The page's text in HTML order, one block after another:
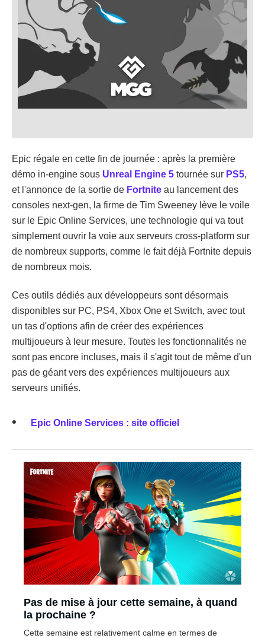
Epic régale en cette fin de journée : après la première
démo in-engine sous Unreal Engine 5 tournée sur PS5,
et l'annonce de la sortie de Fortnite au lancement des
consoles next-gen, la firme de Tim Sweeney lève le voile
sur le Epic Online Services, une technologie qui va tout
simplement ouvrir la voie aux serveurs cross-platform sur
de nombreux supports, comme le fait déjà Fortnite depuis
de nombreux mois.
Ces outils dédiés aux développeurs sont désormais
disponibles sur PC, PS4, Xbox One et Switch, avec tout
un tas d'options afin de créer des expériences
multijoueurs à leur mesure. Toutes les fonctionnalités ne
sont pas encore incluses, mais il s'agit tout de même d'un
pas de géant vers des expériences multijoueurs aux
serveurs unifiés.
Epic Online Services : site officiel
Pas de mise à jour cette semaine, à quand
la prochaine ?
Cette semaine est relativement calme en termes de